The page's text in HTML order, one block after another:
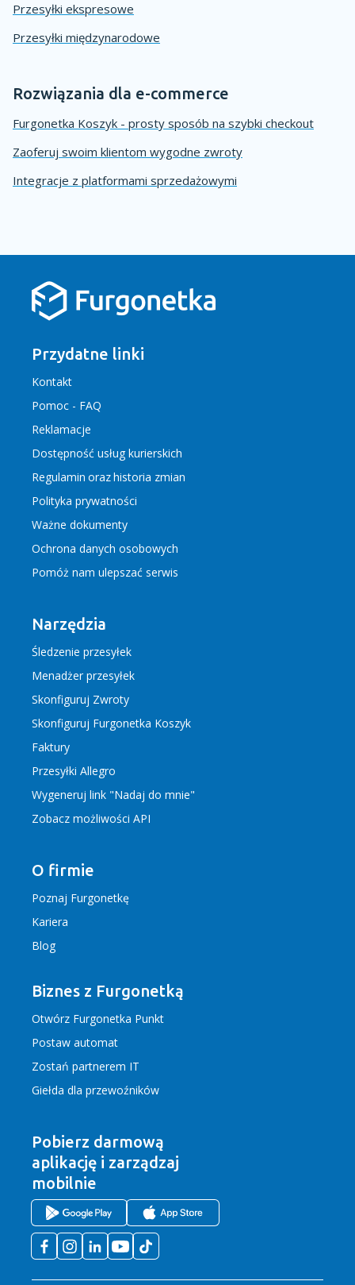
Przesyłki ekspresowe
Przesyłki międzynarodowe
Rozwiązania dla e-commerce
Furgonetka Koszyk - prosty sposób na szybki checkout
Zaoferuj swoim klientom wygodne zwroty
Integracje z platformami sprzedażowymi
Przydatne linki
Kontakt
Pomoc - FAQ
Reklamacje
Dostępność usług kurierskich
Regulamin orazhistoria zmian
Polityka prywatności
Ważne dokumenty
Ochrona danych osobowych
Pomóż nam ulepszać serwis
Narzędzia
Śledzenie przesyłek
Menadżer przesyłek
Skonfiguruj Zwroty
Skonfiguruj Furgonetka Koszyk
Faktury
Przesyłki Allegro
Wygeneruj link "Nadaj do mnie"
Zobacz możliwości API
O firmie
Poznaj Furgonetkę
Kariera
Blog
Biznes z Furgonetką
Otwórz Furgonetka Punkt
Postaw automat
Zostań partnerem IT
Giełda dla przewoźników
Pobierz darmową
aplikację i zarządzaj
mobilnie